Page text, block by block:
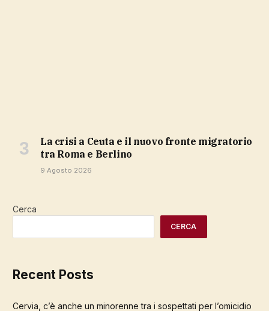
La crisi a Ceuta e il nuovo fronte migratorio
tra Roma e Berlino
9 Agosto 2026
Cerca
CERCA
Recent Posts
Cervia, c’è anche un minorenne tra i sospettati per l’omicidio